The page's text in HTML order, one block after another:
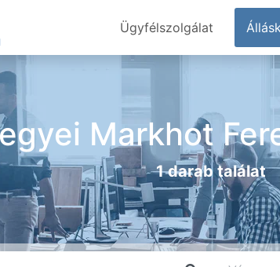
Ügyfélszolgálat
Markhot
1 darab találat